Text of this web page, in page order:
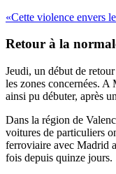
«Cette violence envers
Retour à la
Jeudi, un début de
les zones concernées.
ainsi pu débuter, après
Dans la région de
voitures de particuliers
ferroviaire avec Madrid
fois depuis quinze jours.